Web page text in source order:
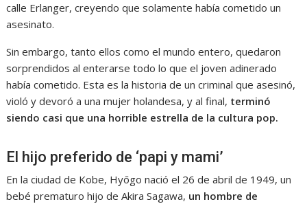
calle Erlanger, creyendo que solamente había cometido un
asesinato.
Sin embargo, tanto ellos como el mundo entero, quedaron
sorprendidos al enterarse todo lo que el joven adinerado
había cometido. Esta es la historia de un criminal que asesinó,
violó y devoró a una mujer holandesa, y al final, terminó
siendo casi que una horrible estrella de la cultura pop.
El hijo preferido de ‘papi y mami’
En la ciudad de Kobe, Hyōgo nació el 26 de abril de 1949, un
bebé prematuro hijo de Akira Sagawa, un hombre de